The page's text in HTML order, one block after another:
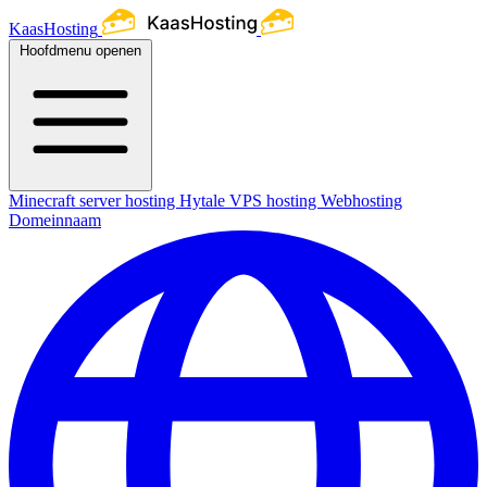
KaasHosting
Hoofdmenu openen
Minecraft server hosting Hytale VPS hosting Webhosting
Domeinnaam